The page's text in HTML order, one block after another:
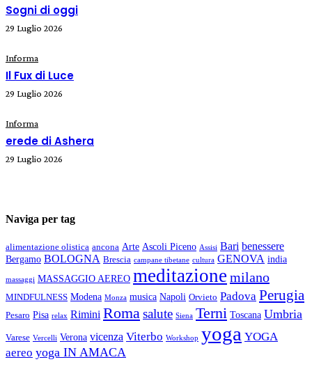
Sogni di oggi
29 Luglio 2026
Informa
Il Fux di Luce
29 Luglio 2026
Informa
erede di Ashera
29 Luglio 2026
Naviga per tag
alimentazione olistica ancona Arte Ascoli Piceno Assisi Bari benessere
Bergamo BOLOGNA Brescia campane tibetane cultura GENOVA india
massaggi MASSAGGIO AEREO meditazione milano
MINDFULNESS Modena Monza musica Napoli Orvieto Padova Perugia
Pesaro Pisa relax Rimini Roma salute Siena Terni Toscana Umbria
Varese Vercelli Verona vicenza Viterbo Workshop yoga YOGA
aereo yoga IN AMACA